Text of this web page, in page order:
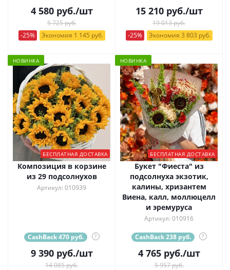
4 580руб./шт
5 725 руб.
-25%
Экономия 1 145 руб.
15 210руб./шт
19 013 руб.
-25%
Экономия 3 803 руб.
НОВИНКА
БЕСПЛАТНАЯ ДОСТАВКА
Композиция в корзине
из 29 подсолнухов
Артикул: 010939
CashBack 470 руб. ?
9 390руб./шт
14 085 руб.
НОВИНКА
БЕСПЛАТНАЯ ДОСТАВКА
Букет "Фиеста" из
подсолнуха экзотик,
калины, хризантем
Виена, калл, моллюцелл
и эремуруса
Артикул: 010916
CashBack 238 руб. ?
4 765руб./шт
5 957 руб.